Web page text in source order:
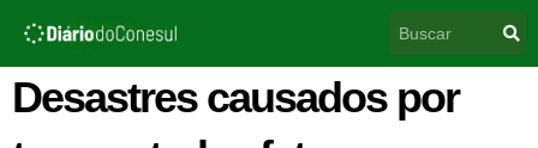
para
conteúdo
Desastres causados por